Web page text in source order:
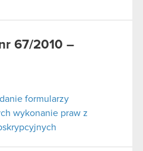
67/2010 –
formularzy
wykonanie praw z